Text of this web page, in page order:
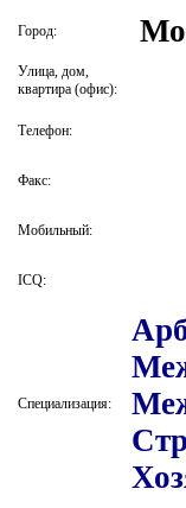
Город:
Улица, дом,
квартира (офис):
Телефон:
Факс:
Мобильный:
ICQ:
Специализация: